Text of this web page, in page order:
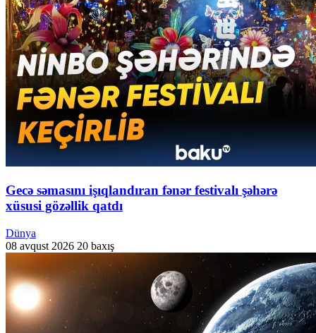
Gecə səmasını işıqlandıran fənər festivalı şəhərə
xüsusi gözəllik qatdı
Dünya
08 avqust 2026 20 baxış